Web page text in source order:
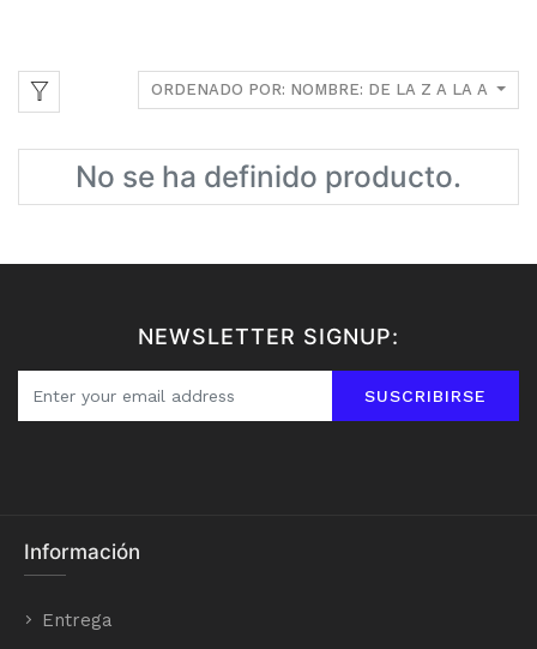
ORDENADO POR: NOMBRE: DE LA Z A LA A
No se ha definido producto.
NEWSLETTER SIGNUP:
SUSCRIBIRSE
Información
Entrega